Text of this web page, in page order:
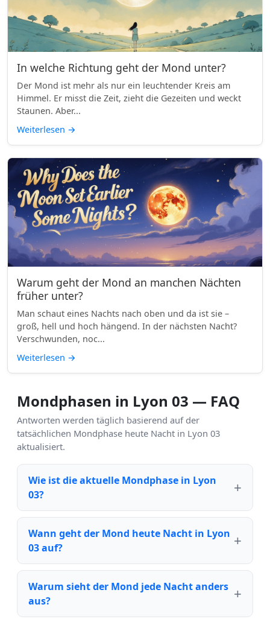
In welche Richtung geht der Mond unter?
Der Mond ist mehr als nur ein leuchtender Kreis am
Himmel. Er misst die Zeit, zieht die Gezeiten und weckt
Staunen. Aber...
Weiterlesen →
Warum geht der Mond an manchen Nächten
früher unter?
Man schaut eines Nachts nach oben und da ist sie –
groß, hell und hoch hängend. In der nächsten Nacht?
Verschwunden, noc...
Weiterlesen →
Mondphasen in Lyon 03 — FAQ
Antworten werden täglich basierend auf der
tatsächlichen Mondphase heute Nacht in Lyon 03
aktualisiert.
Wie ist die aktuelle Mondphase in Lyon
03?
Wann geht der Mond heute Nacht in Lyon
03 auf?
Warum sieht der Mond jede Nacht anders
aus?